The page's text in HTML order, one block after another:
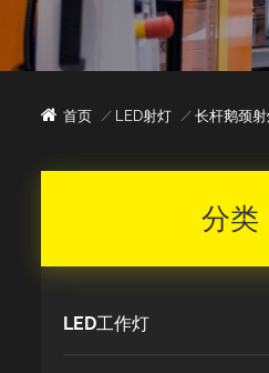
首页 / LED射灯 / 长杆鹅颈
分类
LED工作灯